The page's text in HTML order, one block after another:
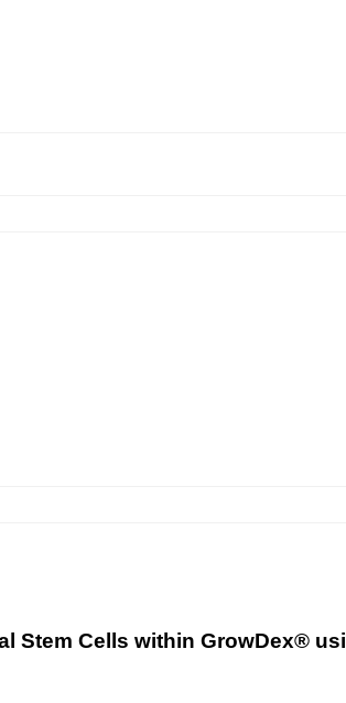
Stem Cells within GrowDex®